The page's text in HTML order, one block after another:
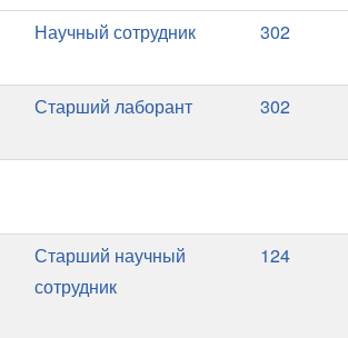
Научный сотрудник 302
Старший лаборант 302
Старший научный
сотрудник
124